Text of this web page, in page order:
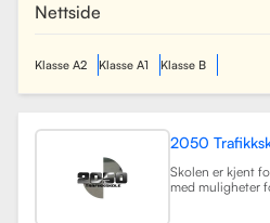
gjøre prosessen
både enkel og
Nettside
Klasse A2 Klasse A1 Klasse B
2050
Skolen er kjent
med muligheter